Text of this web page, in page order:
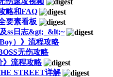
略和FAQ
要素看板
ss日志&gt;_&lt;~
）》流程攻略
无伤攻略
》流程攻略
STREET详解